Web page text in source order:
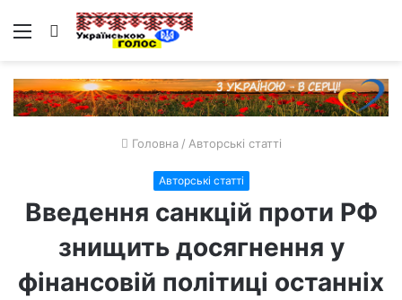
Меню Пошук
Головна / Авторські статті
Авторські статті
Введення санкцій проти РФ
знищить досягнення у
фінансовій політиці останніх